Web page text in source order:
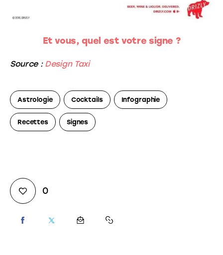
Et vous, quel est votre signe ?
Source : Design Taxi
Astrologie Cocktails Infographie
Recettes Signes
0